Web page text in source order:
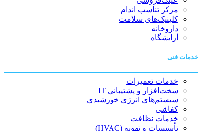
مرکز تناسب اندام
کلینیک‌های سلامت
داروخانه
آرایشگاه
خدمات فنی
خدمات تعمیرات
سخت‌افزار و پشتیبانی IT
سیستم‌های انرژی خورشیدی
کفاشی
خدمات نظافت
تأسیسات و تهویه (HVAC)